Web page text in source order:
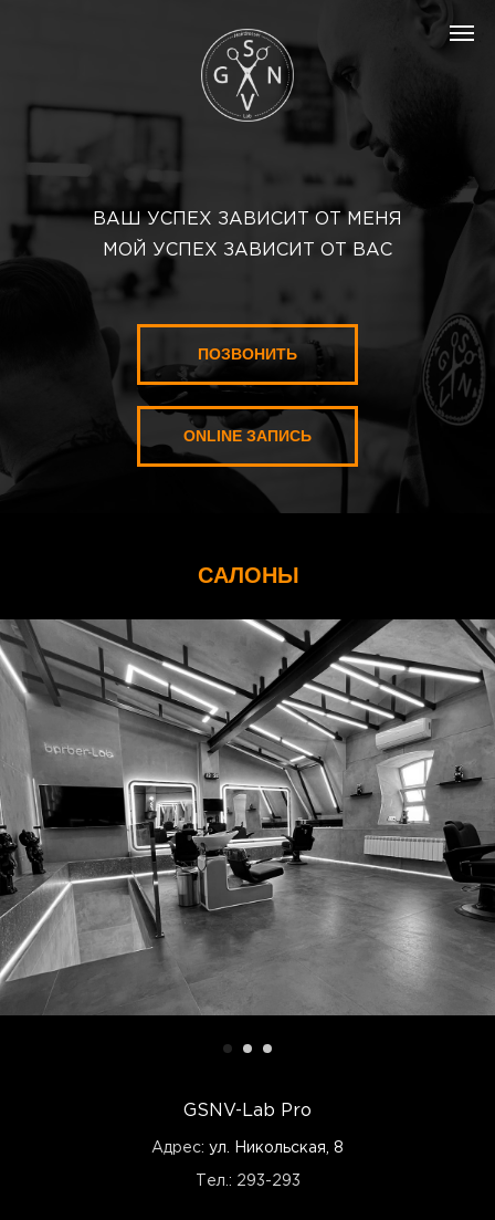
ВАШ УСПЕХ ЗАВИСИТ ОТ МЕНЯ
МОЙ УСПЕХ ЗАВИСИТ ОТ ВАС
ПОЗВОНИТЬ
ONLINE ЗАПИСЬ
САЛОНЫ
Адрес: ул. Никольская, 8
GSNV-Lab Pro
Тел.: 293-293